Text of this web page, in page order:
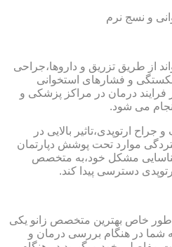
و نسج نرم
از طریق تزریق و داروها،جراحی
شکستگی و فشارهای استخوانی
درمان در مراکز پزشکی و
می شود.
ارتوپدی،تاثیر بالایی در
موارد تحت پوشش دپارتمان
شناسایی مشکل خود،به متخصص
دسترسی پیدا کند.
به طور خاص بهترین متخصص زانو یکی
شما در هنگام بررسی درمان و